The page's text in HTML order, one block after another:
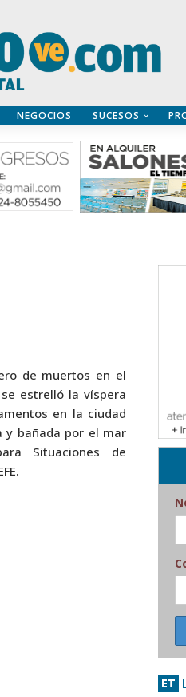
NEGOCIOS SUCESOS
de muertos en el
estrelló la víspera
en la ciudad
y bañada por el mar
Situaciones de
ET